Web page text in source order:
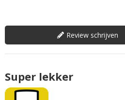
Review schrijven
Super lekker